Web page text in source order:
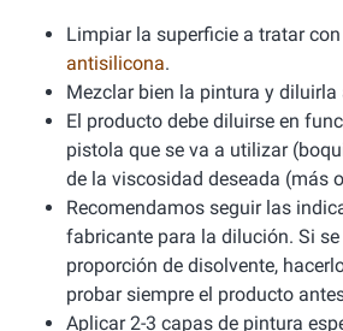
Limpiar la superficie a tratar
antisilicona.
Mezclar bien la pintura y diluirla
El producto debe diluirse en
pistola que se va a utilizar
de la viscosidad deseada (más
Recomendamos seguir las
fabricante para la dilución. Si
proporción de disolvente,
probar siempre el producto
Aplicar 2-3 capas de pintura